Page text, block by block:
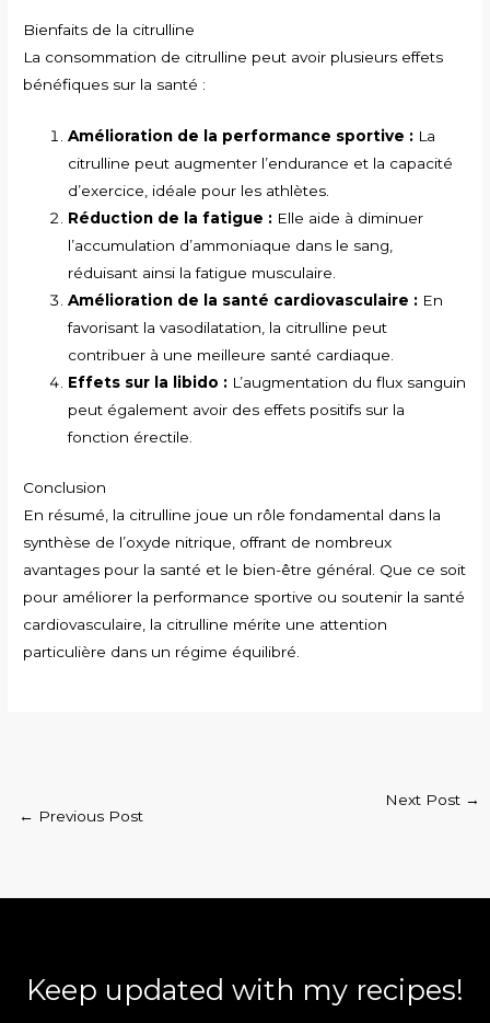
Bienfaits de la citrulline
La consommation de citrulline peut avoir plusieurs effets
bénéfiques sur la santé :
Amélioration de la performance sportive : La
citrulline peut augmenter l’endurance et la capacité
d’exercice, idéale pour les athlètes.
Réduction de la fatigue : Elle aide à diminuer
l’accumulation d’ammoniaque dans le sang,
réduisant ainsi la fatigue musculaire.
Amélioration de la santé cardiovasculaire : En
favorisant la vasodilatation, la citrulline peut
contribuer à une meilleure santé cardiaque.
Effets sur la libido : L’augmentation du flux sanguin
peut également avoir des effets positifs sur la
fonction érectile.
Conclusion
En résumé, la citrulline joue un rôle fondamental dans la
synthèse de l’oxyde nitrique, offrant de nombreux
avantages pour la santé et le bien-être général. Que ce soit
pour améliorer la performance sportive ou soutenir la santé
cardiovasculaire, la citrulline mérite une attention
particulière dans un régime équilibré.
← Previous Post
Next Post →
Keep updated with my recipes!